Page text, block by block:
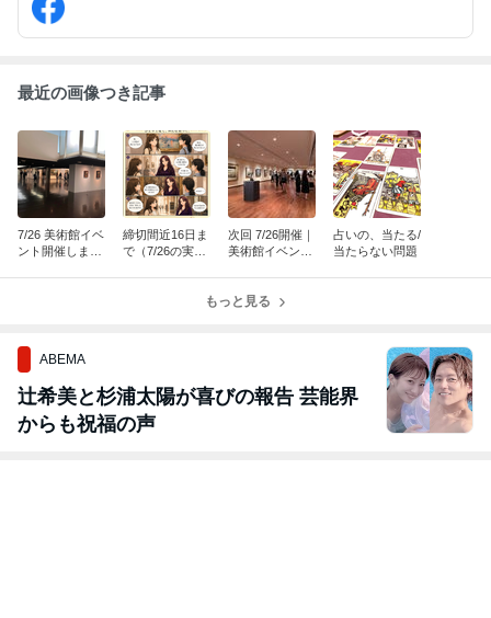
最近の画像つき記事
7/26 美術館イベ
ント開催しまし
締切間近16日ま
で（7/26の実
次回 7/26開催｜
美術館イベント
意
占いの、当たる/
当たらない問題
もっと見る
ABEMA
辻希美と杉浦太陽が喜びの報告 芸能界
からも祝福の声